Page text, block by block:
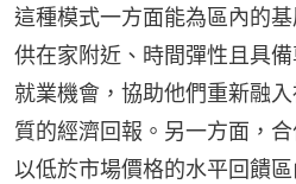
這種模式一方面能為區內的
供在家附近、時間彈性且具
就業機會，協助他們重新融
質的經濟回報。另一方面，
以低於市場價格的水平回饋